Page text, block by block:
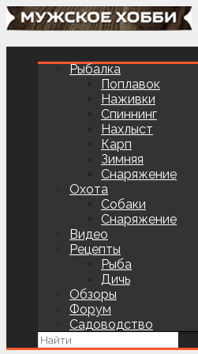
Рыбалка
Поплавок
Наживки
Спиннинг
Нахлыст
Карп
Зимняя
Снаряжение
Охота
Собаки
Снаряжение
Видео
Рецепты
Рыба
Дичь
Обзоры
Форум
Садоводство